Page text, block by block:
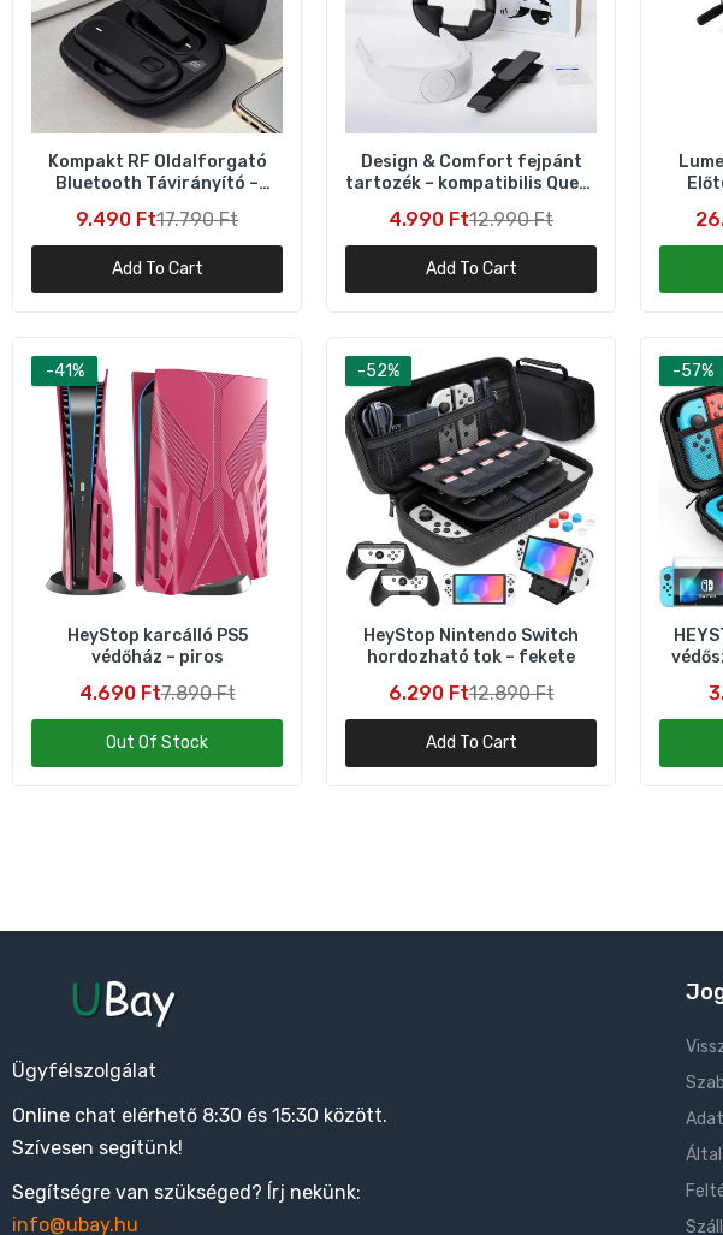
HEYSTOP Nintendo
3.490 Ft
MooRoer Joy‑Con
Kompakt RF Oldalforgató
Bluetooth Távirányító –
9.490 Ft17.790 Ft
Add To Cart
Design & Comfort fejpánt
tartozék – kompatibilis Quest
4.990 Ft12.990 Ft
Add To Cart
-41%
HeyStop karcálló PS5
védőház – piros
4.690 Ft7.890 Ft
Out Of Stock
-52%
HeyStop Nintendo Switch
hordozható tok – fekete
6.290 Ft12.890 Ft
Add To Cart
-57%
Ügyfélszolgálat
Online chat elérhető 8:30 és 15:30 között.
Szívesen segítünk!
Segítségre van szükséged? Írj nekünk:
info@ubay.hu